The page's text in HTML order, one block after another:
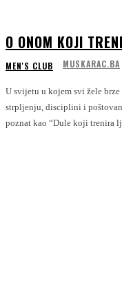
O ONOM KOJI
MEN'S CLUB MUSKARAC.BA
U svijetu u kojem svi žele
strpljenju, disciplini i
poznat kao “Dule koji trenira